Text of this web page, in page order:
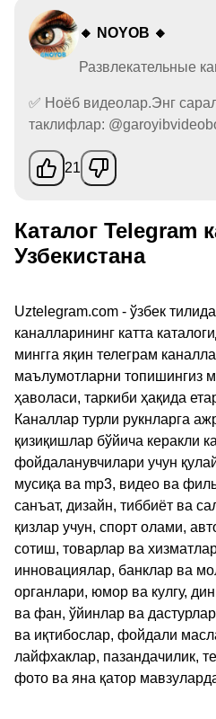
🔸 NOYOB 🔸
Развлекательные
✅ Ноёб видеолар.Энг
таклифлар:
21
Каталог Telegram
Узбекистана
Uztelegram.com - ўзбек
каналларининг катта
мингга яқин телеграм
маълумотларни топишингиз
ҳаволаси, таркиби ҳақида
Каналлар турли рукнларга
қизиқишлар бўйича керакли
фойдаланувчилари учун
мусиқа ва mp3, видео ва
санъат, дизайн, тиббиёт ва
қизлар учун, спорт олами,
сотиш, товарлар ва
инновациялар, банклар ва
органлари, юмор ва кулгу,
ва фан, ўйинлар ва
ва иқтибослар, фойдали
лайфхаклар, пазандачилик,
фото ва яна қатор